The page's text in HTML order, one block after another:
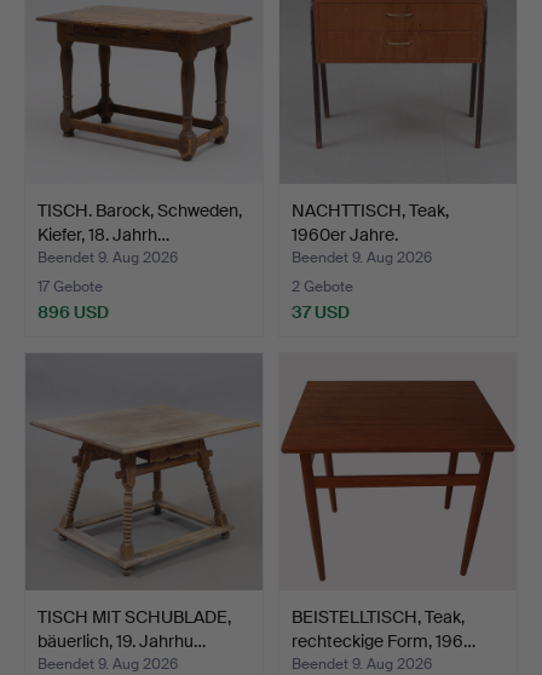
TISCH. Barock, Schweden,
Kiefer, 18. Jahrh…
Beendet 9. Aug 2026
17 Gebote
896 USD
NACHTTISCH, Teak,
1960er Jahre.
Beendet 9. Aug 2026
2 Gebote
37 USD
TISCH MIT SCHUBLADE,
bäuerlich, 19. Jahrhu…
Beendet 9. Aug 2026
BEISTELLTISCH, Teak,
rechteckige Form, 196…
Beendet 9. Aug 2026